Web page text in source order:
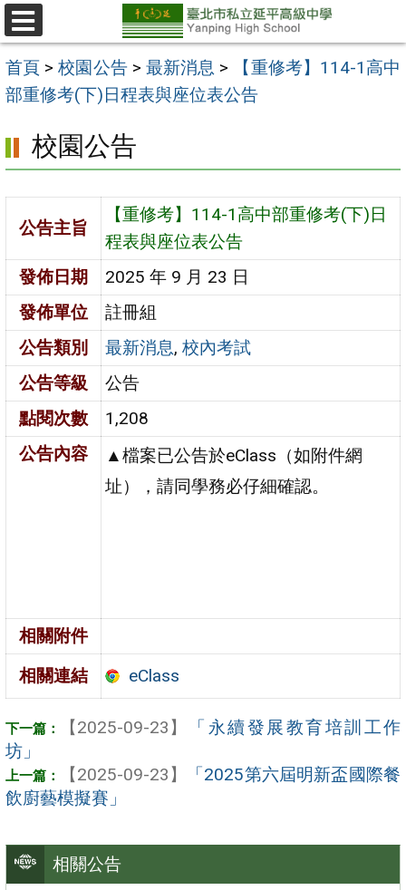
跳
至
主
要
區
選
單
首頁 >校園公告> 最新消息 >
【重修考】114-1高中
部重修考(下)日程表與座位表公告
相關公告
校園公告
公告主旨
【重修考】114-1高中部重修考(下)日
程表與座位表公告
發佈日期
2025 年 9 月 23 日
發佈單位
註冊組
公告類別
最新消息,校內考試
公告等級
公告
點閱次數
1,208
公告內容
▲檔案已公告於eClass（如附件網
址），請同學務必仔細確認。
相關附件
相關連結
eClass
【2025-09-23】
「永續發展教育培訓工作
坊」
【2025-09-23】
「2025第六屆明新盃國際餐
飲廚藝模擬賽」